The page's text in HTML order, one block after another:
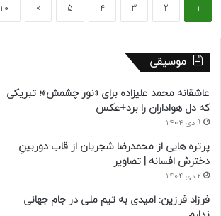
1
2
3
4
5
»
10
موسیقی
عاشقانه محمد علیزاده برای «نور چشمش»؛ تبریکی
که دل هواداران را برد+عکس
9 دی 1404
پرتره هایی از محمدرضا شجریان از قاب دوربینِ
دخترش افسانه | تصاویر
2 دی 1404
فرزاد فرزین: امیدی به تیم ملی در جام جهانی